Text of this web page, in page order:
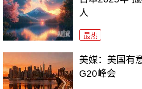
人
最热
美媒：美国有
G20峰会